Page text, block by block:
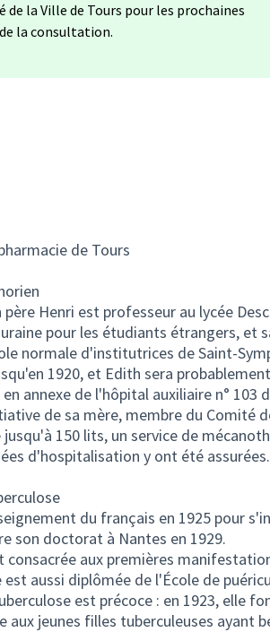
de la Ville de Tours pour les prochaines
la consultation.
de Tours
Henri est professeur au lycée
pour les étudiants étrangers, et
normale d'institutrices de Saint-
1920, et Edith sera probablement
annexe de l'hôpital auxiliaire n° 103
de sa mère, membre du Comité
150 lits, un service de
d'hospitalisation y ont été assurées.
du français en 1925 pour
son doctorat à Nantes en 1929.
consacrée aux premières
aussi diplômée de l'École de
est précoce : en 1923, elle
jeunes filles tuberculeuses ayant